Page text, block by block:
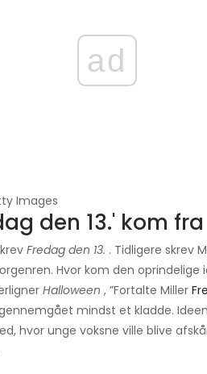
ad
Images
​​den 13.' kom fra
Fredag ​​den 13. . Tidligere skrev
Hvor kom den oprindelige
Halloween , ”Fortalte Miller
mindst et kladde.
hvor unge voksne ville blive